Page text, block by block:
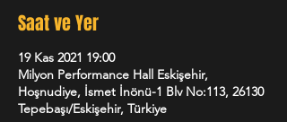
Saat ve Yer
19 Kas 2021 19:00
Milyon Performance Hall Eskişehir,
Hoşnudiye, İsmet İnönü-1 Blv No:113, 26130
Tepebaşı/Eskişehir, Türkiye